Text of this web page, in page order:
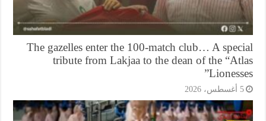
The gazelles enter the 100-match club… A
tribute from Lakjaa to the dean of the